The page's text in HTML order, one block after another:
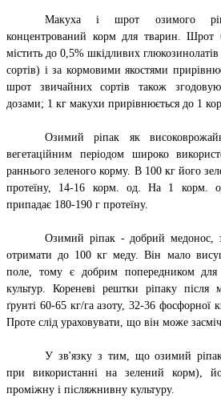
Макуха і шрот озимого
концентрований корм для тварин. Шрот
містить до 0,5% шкідливих
сортів) і за кормовими якостями
шрот звичайних сортів також
дозами; 1 кг макухи прирівнюється до 1
Озимий ріпак як
вегетаційним періодом широко
раннього зеленого корму. В 100 кг його
протеїну, 14-16 корм. од. На 1 корм.
припадає 180-190 г протеїну.
Озимий ріпак - добрий медонос,
отримати до 100 кг меду. Він мало
поле, тому є добрим попередником
культур. Кореневі рештки ріпаку після
ґрунті 60-65 кг/га азоту, 32-36 фосфорної
Проте слід ураховувати, що він може
У зв'язку з тим, що озимий
при використанні на зелений корм),
проміжну і післяжнивну культуру.